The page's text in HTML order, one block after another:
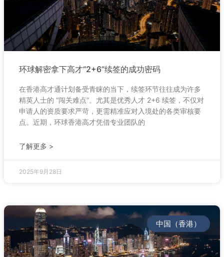
环球解密拿下高才“2+6”续签的成功密码
在香港高才通计划备受青睐的当下，续签环节往往成为许多
精英人士的 “闯关难点”。尤其是优秀人才 2+6 续签，不仅对
申请人的资质要求严苛，更需精准应对入境处的各类审核要
点。近期，环球香港高才凭借专业团队的
了解更多 >
2025年9月28日
中国（香港）